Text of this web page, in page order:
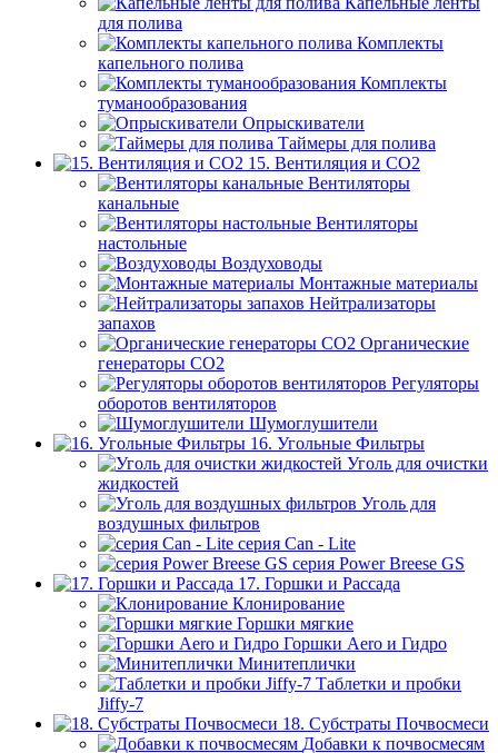
для полива
Комплекты
капельного полива
Комплекты
туманообразования
Опрыскиватели
Таймеры для полива
15. Вентиляция и CO2
Вентиляторы
канальные
Вентиляторы
настольные
Воздуховоды
Монтажные материалы
Нейтрализаторы
запахов
Органические
генераторы СО2
Регуляторы
оборотов вентиляторов
Шумоглушители
16. Угольные Фильтры
Уголь для очистки
жидкостей
Уголь для
воздушных фильтров
серия Can - Lite
серия Power Breese GS
17. Горшки и Рассада
Клонирование
Горшки мягкие
Горшки Aero и Гидро
Минитеплички
Таблетки и пробки
Jiffy-7
18. Субстраты Почвосмеси
Добавки к почвосмесям